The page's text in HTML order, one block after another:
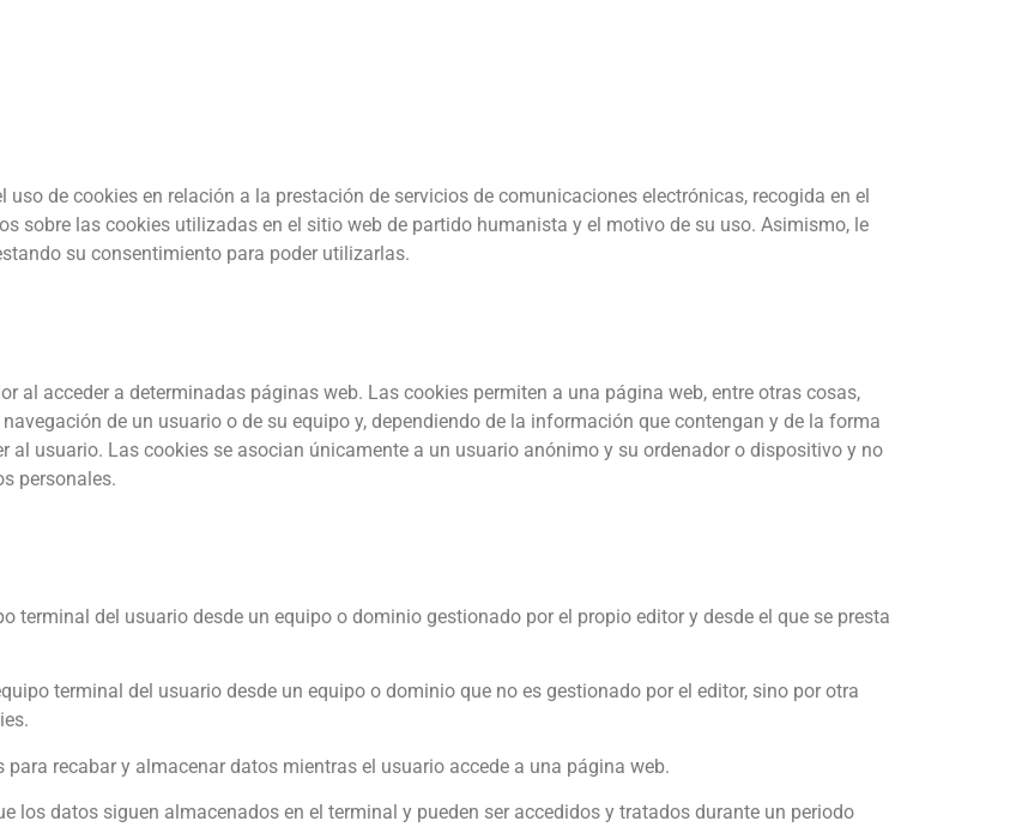
de cookies en relación a la prestación de servicios de comunicaciones electrónicas, recogida en el
sobre las cookies utilizadas en el sitio web de partido humanista y el motivo de su uso. Asimismo, le
su consentimiento para poder utilizarlas.
al acceder a determinadas páginas web. Las cookies permiten a una página web, entre otras cosas,
de un usuario o de su equipo y, dependiendo de la información que contengan y de la forma
al usuario. Las cookies se asocian únicamente a un usuario anónimo y su ordenador o dispositivo y no
personales.
terminal del usuario desde un equipo o dominio gestionado por el propio editor y desde el que se presta
terminal del usuario desde un equipo o dominio que no es gestionado por el editor, sino por otra
recabar y almacenar datos mientras el usuario accede a una página web.
los datos siguen almacenados en el terminal y pueden ser accedidos y tratados durante un periodo